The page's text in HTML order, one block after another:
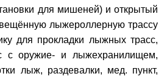
для мишеней) и открытый
лыжероллерную трассу
для прокладки лыжных трасс,
с оружие- и лыжехранилищем,
лыж, раздевалки, мед. пункт,